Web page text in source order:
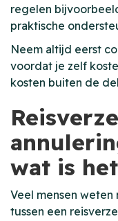
regelen
praktische
Neem altijd eerst
voordat je zelf
kosten buiten de
wat is
Veel mensen
tussen een